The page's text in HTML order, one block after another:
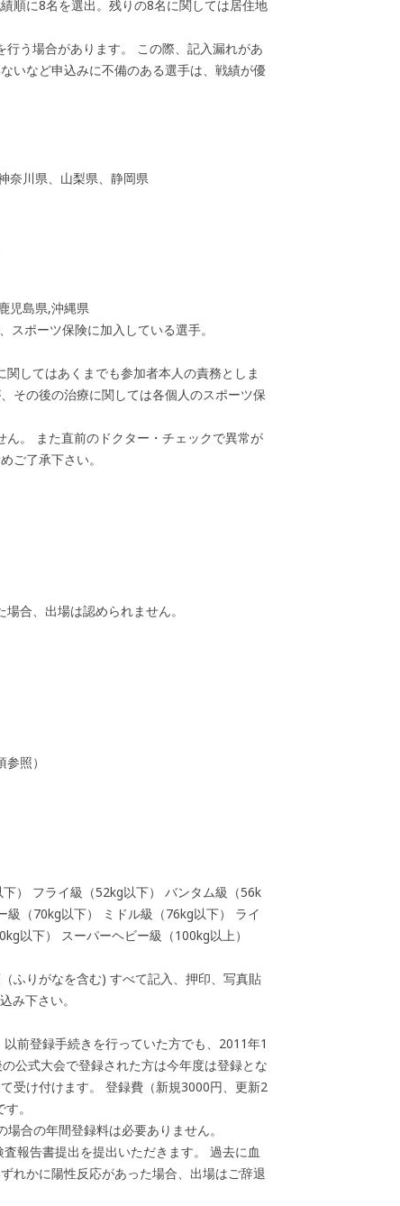
順に8名を選出。残りの8名に関しては居住地
う場合があります。 この際、記入漏れがあ
いなど申込みに不備のある選手は、戦績が優
奈川県、山梨県、静岡県
児島県,沖縄県
スポーツ保険に加入している選手。
してはあくまでも参加者本人の責務としま
その後の治療に関しては各個人のスポーツ保
。 また直前のドクター・チェックで異常が
ご了承下さい。
合、出場は認められません。
照）
） フライ級（52kg以下） バンタム級（56k
（70kg以下） ミドル級（76kg以下） ライ
以下） スーパーヘビー級（100kg以上）
ふりがなを含む) すべて記入、押印、写真貼
み下さい。
前登録手続きを行っていた方でも、2011年1
公式大会で登録された方は今年度は登録とな
受け付けます。 登録費（新規3000円、更新2
。
合の年間登録料は必要ありません。
報告書提出を提出いただきます。 過去に血
れかに陽性反応があった場合、出場はご辞退